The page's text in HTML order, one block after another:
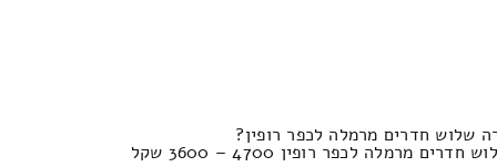
שלוש חדרים מרמלה לכפר רופין?
מרמלה לכפר רופין 4700 – 3600 שקל